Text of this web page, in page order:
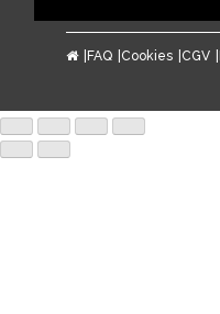
FAQ Cookies CGV